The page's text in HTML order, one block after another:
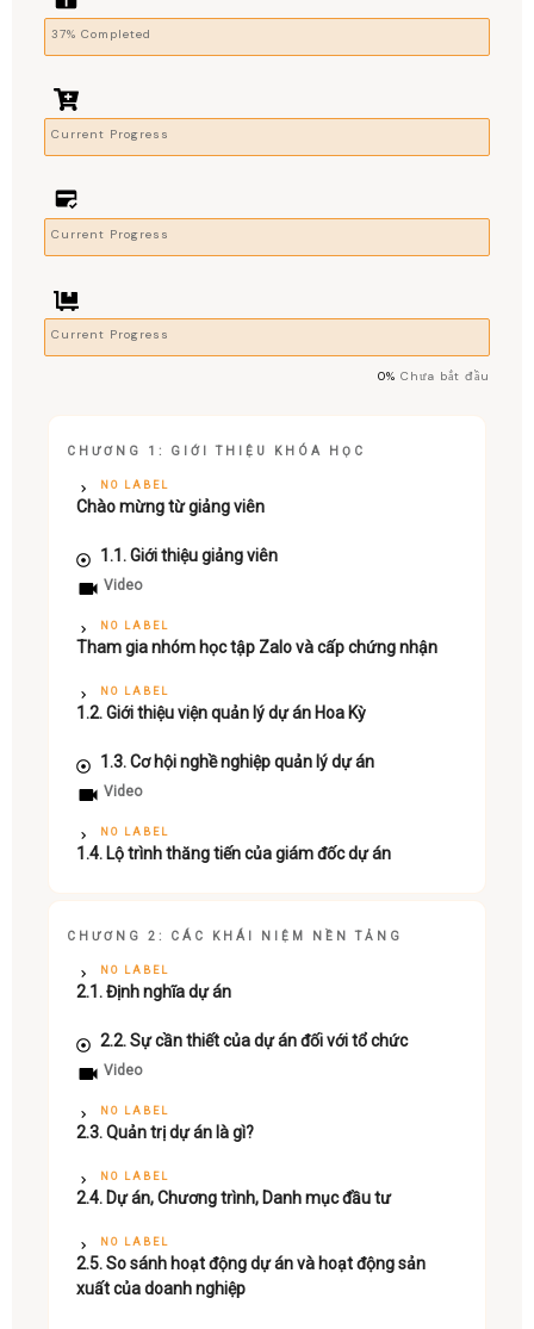
37% Completed
Current Progress
Current Progress
Current Progress
0% Chưa bắt đầu
CHƯƠNG 1: GIỚI THIỆU KHÓA HỌC
NO LABEL
Chào mừng từ giảng viên
1.1. Giới thiệu giảng viên
Video
NO LABEL
Tham gia nhóm học tập Zalo và cấp chứng nhận
NO LABEL
1.2. Giới thiệu viện quản lý dự án Hoa Kỳ
1.3. Cơ hội nghề nghiệp quản lý dự án
Video
NO LABEL
1.4. Lộ trình thăng tiến của giám đốc dự án
CHƯƠNG 2: CÁC KHÁI NIỆM NỀN TẢNG
NO LABEL
2.1. Định nghĩa dự án
2.2. Sự cần thiết của dự án đối với tổ chức
Video
NO LABEL
2.3. Quản trị dự án là gì?
NO LABEL
2.4. Dự án, Chương trình, Danh mục đầu tư
NO LABEL
2.5. So sánh hoạt động dự án và hoạt động sản
xuất của doanh nghiệp